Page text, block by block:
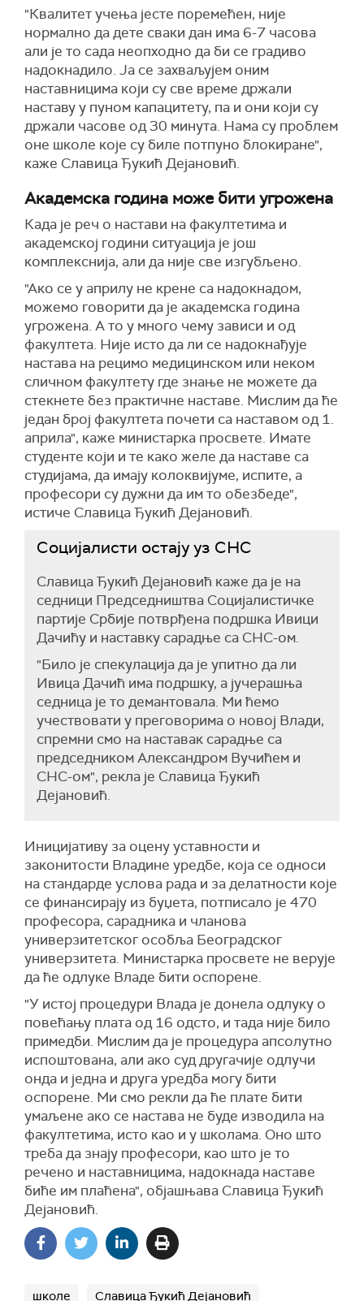
"Квалитет учења јесте поремећен, није
нормално да дете сваки дан има 6-7 часова
али је то сада неопходно да би се градиво
надокнадило. Ја се захваљујем оним
наставницима који су све време држали
наставу у пуном капацитету, па и они који су
држали часове од 30 минута. Нама су проблем
оне школе које су биле потпуно блокиране",
каже Славица Ђукић Дејановић.
Академска година може бити угрожена
Када је реч о настави на факултетима и
академској години ситуација је још
комплекснија, али да није све изгубљено.
"Ако се у априлу не крене са надокнадом,
можемо говорити да је академска година
угрожена. А то у много чему зависи и од
факултета. Није исто да ли се надокнађује
настава на рецимо медицинском или неком
сличном факултету где знање не можете да
стекнете без практичне наставе. Мислим да ће
један број факултета почети са наставом од 1.
априла", каже министарка просвете. Имате
студенте који и те како желе да наставе са
студијама, да имају колоквијуме, испите, а
професори су дужни да им то обезбеде",
истиче Славица Ђукић Дејановић.
Социјалисти остају уз СНС
Славица Ђукић Дејановић каже да је на
седници Председништва Социјалистичке
партије Србије потврђена подршка Ивици
Дачићу и наставку сарадње са СНС-ом.
"Било је спекулација да је упитно да ли
Ивица Дачић има подршку, а јучерашња
седница је то демантовала. Ми ћемо
учествовати у преговорима о новој Влади,
спремни смо на наставак сарадње са
председником Александром Вучићем и
СНС-ом", рекла је Славица Ђукић
Дејановић.
Иницијативу за оцену уставности и
законитости Владине уредбе, која се односи
на стандарде услова рада и за делатности које
се финансирају из буџета, потписало је 470
професора, сарадника и чланова
универзитетског особља Београдског
универзитета. Министарка просвете не верује
да ће одлуке Владе бити оспорене.
"У истој процедури Влада је донела одлуку о
повећању плата од 16 одсто, и тада није било
примедби. Мислим да је процедура апсолутно
испоштована, али ако суд другачије одлучи
онда и једна и друга уредба могу бити
оспорене. Ми смо рекли да ће плате бити
умаљене ако се настава не буде изводила на
факултетима, исто као и у школама. Оно што
треба да знају професори, као што је то
речено и наставницима, надокнада наставе
биће им плаћена", објашњава Славица Ђукић
Дејановић.
школе Славица Ђукић Дејановић